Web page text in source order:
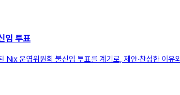
임 투표
Nix 운영위원회 불신임 투표를 계기로, 제안·찬성한 이